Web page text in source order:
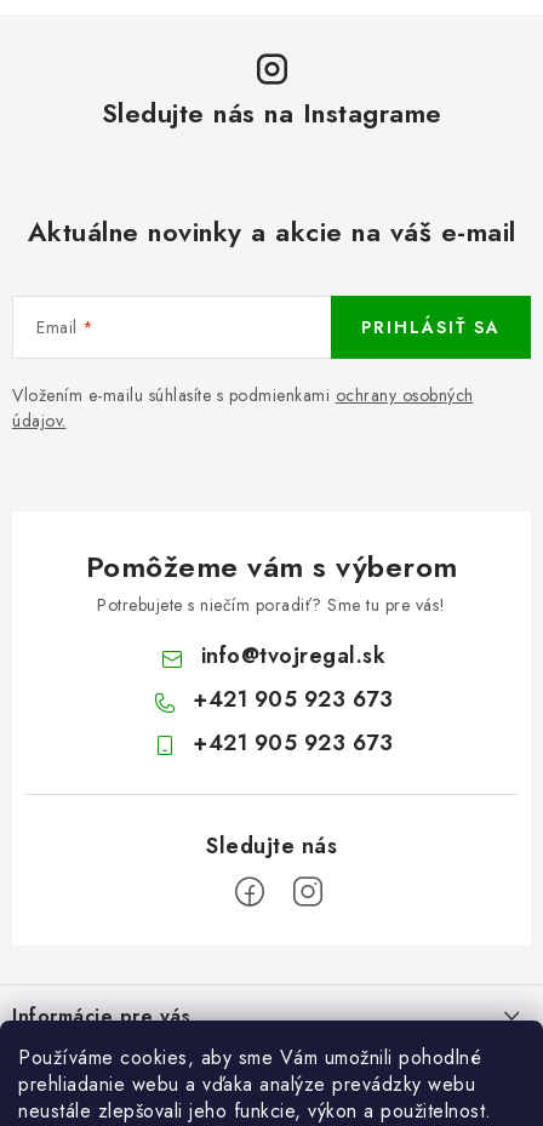
Používáme cookies, aby sme Vám umožnili pohodlné
prehliadanie webu a vďaka analýze prevádzky webu
neustále zlepšovali jeho funkcie, výkon a použitelnost.
Sledujte nás na Instagrame
Aktuálne novinky a akcie na váš e-mail
Email
Vložením e-mailu súhlasíte s podmienkami ochrany osobných
údajov.
PRIHLÁSIŤ SA
Pomôžeme vám s výberom
Potrebujete s niečím poradiť? Sme tu pre vás!
info@tvojregal.sk
+421 905 923 673
+421 905 923 673
pInformácie pre vás
Kontakt
Hodnotenie obchodu
Blogy